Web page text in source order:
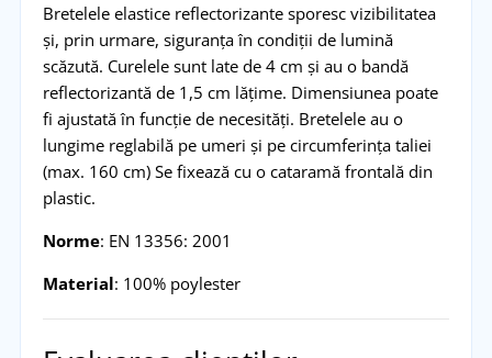
Bretelele elastice reflectorizante sporesc vizibilitatea
și, prin urmare, siguranța în condiții de lumină
scăzută. Curelele sunt late de 4 cm și au o bandă
reflectorizantă de 1,5 cm lățime. Dimensiunea poate
fi ajustată în funcție de necesități. Bretelele au o
lungime reglabilă pe umeri și pe circumferința taliei
(max. 160 cm) Se fixează cu o cataramă frontală din
plastic.
Norme: EN 13356: 2001
Material: 100% poylester